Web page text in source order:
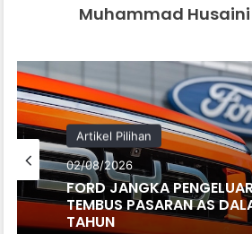
Muhammad
Artikel Pilihan
02/08/2026
FORD JANGKA
TEMBUS PASARAN AS
TAHUN